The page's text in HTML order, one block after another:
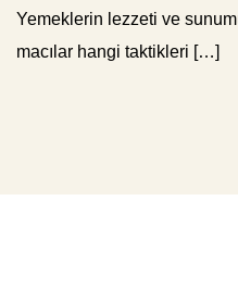
Yemeklerin lezzeti ve
macılar hangi taktikleri […]